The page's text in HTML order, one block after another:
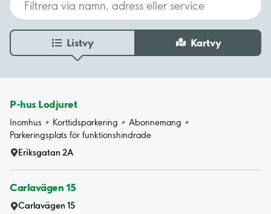
Listvy Kartvy
P-hus Lodjuret
Inomhus Korttidsparkering
Abonnemang
Parkeringsplats för funktionshindrade
Eriksgatan 2A
Carlavägen 15
Carlavägen 15